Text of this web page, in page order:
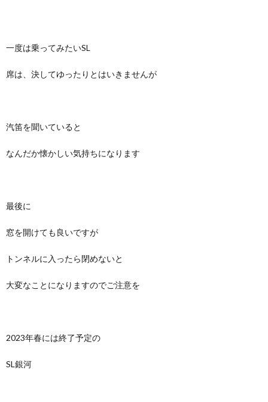
一度は乗ってみたいSL
席は、決してゆったりとはいきませんが
汽笛を聞いていると
なんだか懐かしい気持ちになります
最後に
窓を開けても良いですが
トンネルに入ったら閉めないと
大変なことになりますのでご注意を
2023年春には終了予定の
SL銀河